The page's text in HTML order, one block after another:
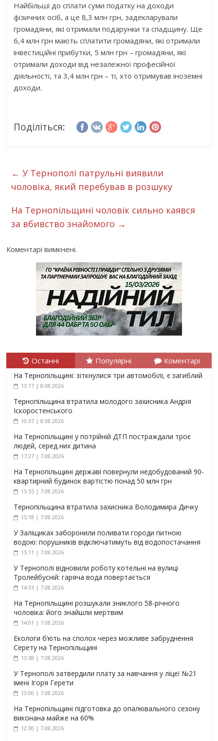
Найбільші до сплати суми податку на доходи
фізичних осіб, а це 8,3 млн грн, задекларували
громадяни, які отримали подарунки та спадщину. Ще
6,4 млн грн мають сплатити громадяни, які отримали
інвестиційні прибутки, 5 млн грн – громадяни, які
отримали доходи від незалежної професійної
діяльності, та 3,4 млн грн – ті, хто отримував іноземні
доходи.
Поділіться:
← У Тернополі патрульні виявили
чоловіка, який перебував в розшуку
На Тернопільщині чоловік сильно каявся
за вбивство знайомого →
Коментарі вимкнені.
Останні Популярні Коментарі
На Тернопільщині: зіткнулися три автомобілі, є загиблий
13:17 | 8.08.2026
Тернопільщина втратила молодого захисника Андрія
Іскоростенського
10:37 | 8.08.2026
На Тернопільщині у потрійній ДТП постраждали троє
людей, серед них дитина
17:27 | 7.08.2026
На Тернопільщині державі повернули недобудований 90-
квартирний будинок вартістю понад 50 млн грн
15:55 | 7.08.2026
Тернопільщина втратила захисника Володимира Дичку
15:18 | 7.08.2026
У Заліщиках заборонили поливати городи питною
водою: порушників відключатимуть від водопостачання
15:11 | 7.08.2026
У Тернополі відновили роботу котельні на вулиці
Тролейбусній: гаряча вода повертається
14:33 | 7.08.2026
На Тернопільщині розшукали зниклого 58-річного
чоловіка: його знайшли мертвим
14:01 | 7.08.2026
Екологи б’ють на сполох через можливе забруднення
Серету на Тернопільщині
13:38 | 7.08.2026
У Тернополі затвердили плату за навчання у ліцеї №21
імені Ігоря Герети
13:00 | 7.08.2026
На Тернопільщині підготовка до опалювального сезону
виконана майже на 60%
12:30 | 7.08.2026